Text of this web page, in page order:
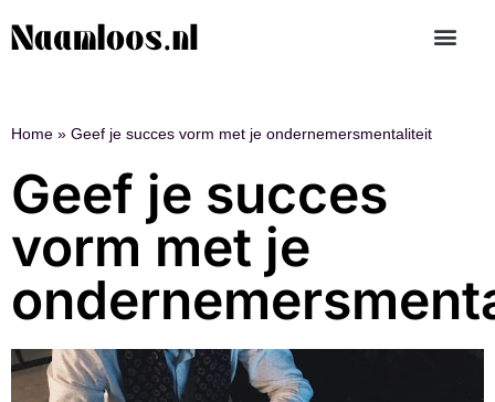
Home » Geef je succes vorm met je ondernemersmentaliteit
Geef je succes
vorm met je